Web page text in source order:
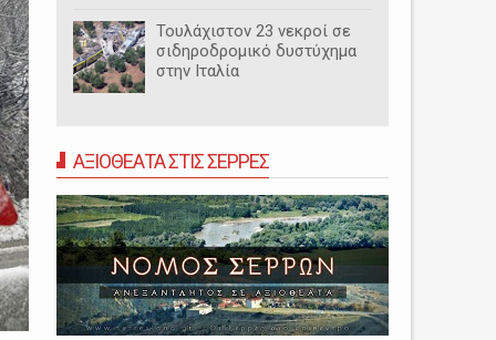
Τουλάχιστον 23 νεκροί σε
σιδηροδρομικό δυστύχημα
στην Ιταλία
ΑΞΙΟΘΕΑΤΑ ΣΤΙΣ ΣΕΡΡΕΣ